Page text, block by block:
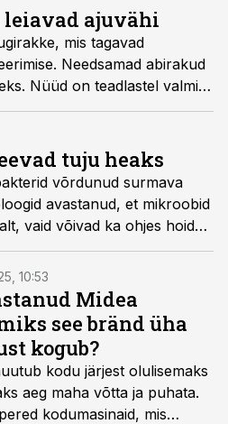
ajuvähi
mis tagavad
Needsamad abirakud
Nüüd on teadlastel valmis
rakkude vastu.
tuju heaks
võrdunud surmava
avastanud, et mikroobid
vaid võivad ka ohjes hoida
vaimse energia ja
10:53
Midea
see bränd üha
kogub?
kodu järjest olulisemaks
aeg maha võtta ja puhata.
kodumasinaid, mis